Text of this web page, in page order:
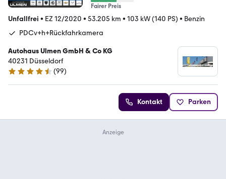
Fairer Preis
Unfallfrei • EZ 12/2020 • 53.205 km • 103 kW (140 PS) • Benzin
PDCv+h+Rückfahrkamera
Autohaus Ulmen GmbH & Co KG
40231 Düsseldorf
4.5 Sterne
(99)
Kontakt Parken